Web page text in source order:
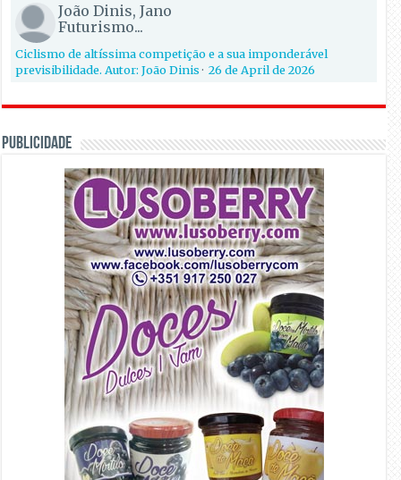
João Dinis, Jano
Futurismo...
Ciclismo de altíssima competição e a sua imponderável
previsibilidade. Autor: João Dinis·26 de April de 2026
PUBLICIDADE